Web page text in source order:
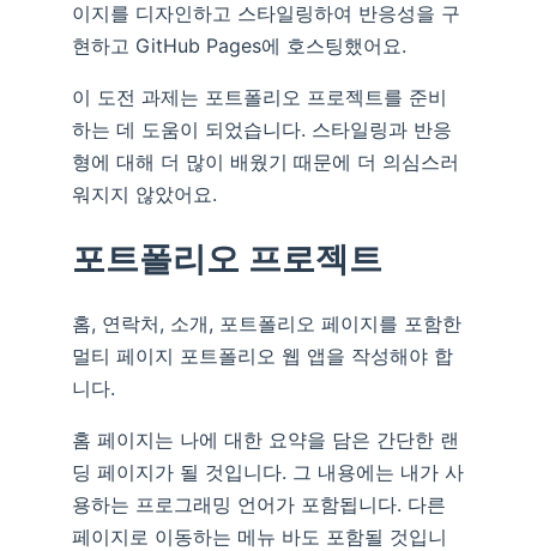
이지를 디자인하고 스타일링하여 반응성을 구
현하고 GitHub Pages에 호스팅했어요.
이 도전 과제는 포트폴리오 프로젝트를 준비
하는 데 도움이 되었습니다. 스타일링과 반응
형에 대해 더 많이 배웠기 때문에 더 의심스러
워지지 않았어요.
포트폴리오 프로젝트
홈, 연락처, 소개, 포트폴리오 페이지를 포함한
멀티 페이지 포트폴리오 웹 앱을 작성해야 합
니다.
홈 페이지는 나에 대한 요약을 담은 간단한 랜
딩 페이지가 될 것입니다. 그 내용에는 내가 사
용하는 프로그래밍 언어가 포함됩니다. 다른
페이지로 이동하는 메뉴 바도 포함될 것입니